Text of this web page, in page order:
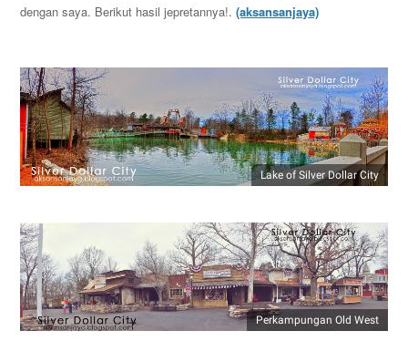
dengan saya. Berikut hasil jepretannya!. (aksansanjaya)
Lake of Silver Dollar City
Perkampungan Old West